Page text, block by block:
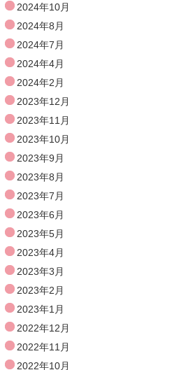
2024年10月
2024年8月
2024年7月
2024年4月
2024年2月
2023年12月
2023年11月
2023年10月
2023年9月
2023年8月
2023年7月
2023年6月
2023年5月
2023年4月
2023年3月
2023年2月
2023年1月
2022年12月
2022年11月
2022年10月